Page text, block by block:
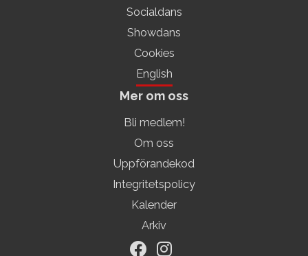
Socialdans
Showdans
Cookies
English
Mer om oss
Bli medlem!
Om oss
Uppförandekod
Integritetspolicy
Kalender
Arkiv